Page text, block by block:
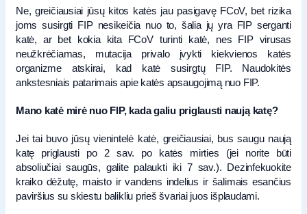
Ne, greičiausiai jūsų kitos katės jau pasigavę FCoV, bet rizika
joms susirgti FIP nesikeičia nuo to, šalia jų yra FIP serganti
katė, ar bet kokia kita FCoV turinti katė, nes FIP virusas
neužkrėčiamas, mutacija privalo įvykti kiekvienos katės
organizme atskirai, kad katė susirgtų FIP. Naudokitės
ankstesniais patarimais apie katės apsaugojimą nuo FIP.
Mano katė mirė nuo FIP, kada galiu priglausti naują katę?
Jei tai buvo jūsų vienintelė katė, greičiausiai, bus saugu naują
katę priglausti po 2 sav. po katės mirties (jei norite būti
absoliučiai saugūs, galite palaukti iki 7 sav.). Dezinfekuokite
kraiko dėžutę, maisto ir vandens indelius ir šalimais esančius
paviršius su skiestu balikliu prieš švariai juos išplaudami.